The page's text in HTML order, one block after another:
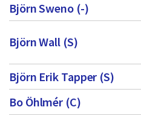
Björn Sweno (-)
Björn Wall (S)
Björn Erik Tapper (S)
Bo Öhlmér (C)